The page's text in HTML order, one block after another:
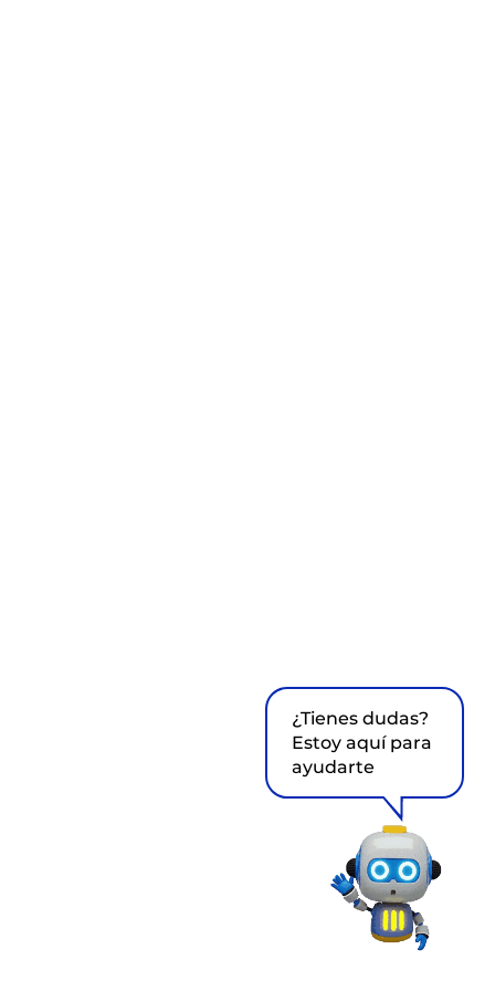
¿Tienes dudas?
Estoy aquí para
ayudarte